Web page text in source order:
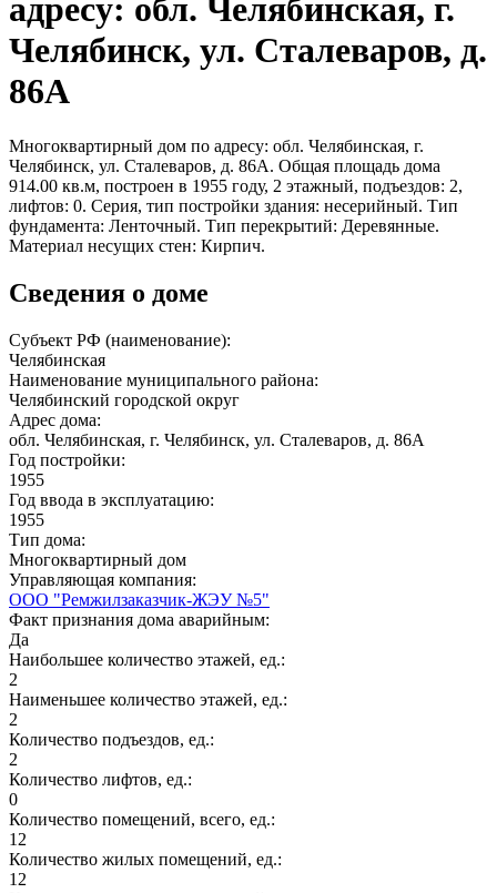
адресу: обл. Челябинская, г.
Челябинск, ул. Сталеваров, д.
86А
Многоквартирный дом по адресу: обл. Челябинская, г.
Челябинск, ул. Сталеваров, д. 86А. Общая площадь дома
914.00 кв.м, построен в 1955 году, 2 этажный, подъездов: 2,
лифтов: 0. Серия, тип постройки здания: несерийный. Тип
фундамента: Ленточный. Тип перекрытий: Деревянные.
Материал несущих стен: Кирпич.
Сведения о доме
Субъект РФ (наименование):
Челябинская
Наименование муниципального района:
Челябинский городской округ
Адрес дома:
обл. Челябинская, г. Челябинск, ул. Сталеваров, д. 86А
Год постройки:
1955
Год ввода в эксплуатацию:
1955
Тип дома:
Многоквартирный дом
Управляющая компания:
ООО "Ремжилзаказчик-ЖЭУ №5"
Факт признания дома аварийным:
Да
Наибольшее количество этажей, ед.:
2
Наименьшее количество этажей, ед.:
2
Количество подъездов, ед.:
2
Количество лифтов, ед.:
0
Количество помещений, всего, ед.:
12
Количество жилых помещений, ед.:
12